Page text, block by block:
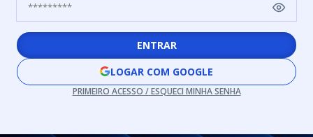
ENTRAR
LOGAR COM GOOGLE
PRIMEIRO ACESSO / ESQUECI MINHA SENHA